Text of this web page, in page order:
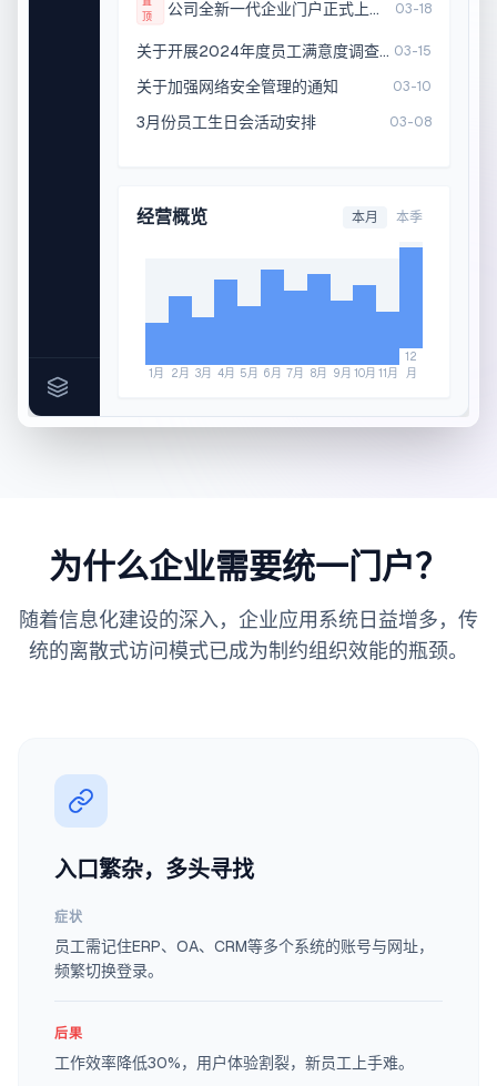
顶
公司全新一代企业门户正式上线公告 03-18
关于开展2024年度员工满意度调查的通知 03-15
关于加强网络安全管理的通知 03-10
3月份员工生日会活动安排 03-08
经营概览 本月 本季
1 月 2月 3月 4月 5月 6月 7月 8月 9月 10月 11 月
12
月
为什么企业需要统一门户？
随着信息化建设的深入，企业应用系统日益增多，传
统的离散式访问模式已成为制约组织效能的瓶颈。
入口繁杂，多头寻找
症状
员工需记住ERP、OA、CRM等多个系统的账号与网址，
频繁切换登录。
后果
工作效率降低30%，用户体验割裂，新员工上手难。